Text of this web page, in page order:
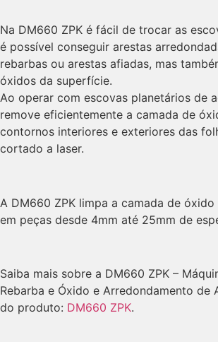
Na DM660 ZPK é fácil de trocar as
é possível conseguir arestas
rebarbas ou arestas afiadas, mas
óxidos da superfície.
Ao operar com escovas planetários de
remove eficientemente a camada de
contornos interiores e exteriores das
cortado a laser.
A DM660 ZPK limpa a camada de
em peças desde 4mm até 25mm de
Saiba mais sobre a DM660 ZPK –
Rebarba e Óxido e Arredondamento de
do produto: DM660 ZPK.